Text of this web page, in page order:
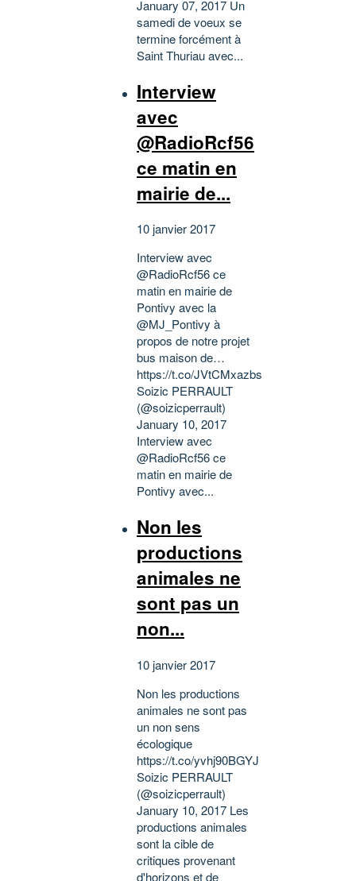
January 07, 2017 Un
samedi de voeux se
termine forcément à
Saint Thuriau avec...
Interview
avec
@RadioRcf56
ce matin en
mairie de...
10 janvier 2017
Interview avec
@RadioRcf56 ce
matin en mairie de
Pontivy avec la
@MJ_Pontivy à
propos de notre projet
bus maison de…
https://t.co/JVtCMxazbs
Soizic PERRAULT
(@soizicperrault)
January 10, 2017
Interview avec
@RadioRcf56 ce
matin en mairie de
Pontivy avec...
Non les
productions
animales ne
sont pas un
non...
10 janvier 2017
Non les productions
animales ne sont pas
un non sens
écologique
https://t.co/yvhj90BGYJ
Soizic PERRAULT
(@soizicperrault)
January 10, 2017 Les
productions animales
sont la cible de
critiques provenant
d'horizons et de